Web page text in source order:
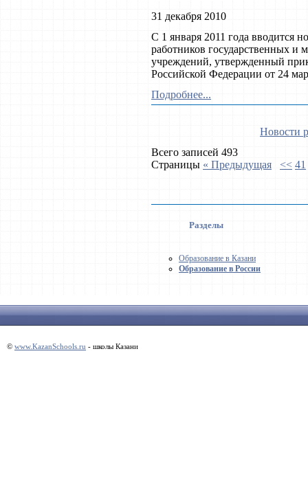
31 декабря 2010
С 1 января 2011 года вводится
работников государственных и
учреждений, утвержденный
Российской Федерации от 24
Подробнее...
Новости
Всего записей 493
Страницы « Предыдущая << 41
Разделы
Образование в Казани
Образование в России
© www.KazanSchools.ru - школы Казани